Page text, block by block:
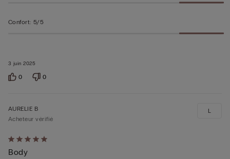
3 juin 2025
Confort: 5/5
0 0
Évalué
5sur 5
AURELIE B
Acheteur vérifié
Body
L